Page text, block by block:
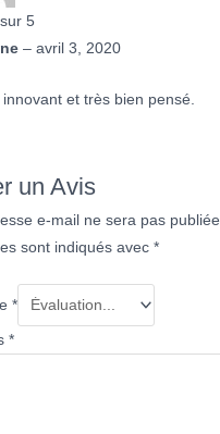
sur 5
– avril 3, 2020
innovant et très bien pensé.
un Avis
e-mail ne sera pas publiée.
sont indiqués avec*
*
*